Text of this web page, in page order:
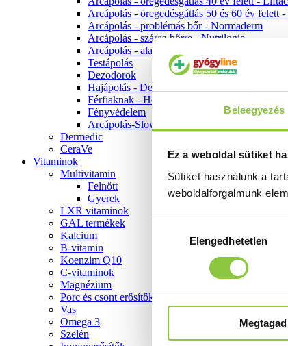
Beleegyezés
Ez a weboldal sütiket
Sütiket használunk a
weboldalforgalmunk
kiválasztásaElengedhetetlen
Megtagad
Arcápolás - öregedésgátlás 50 és 60 év felett
Arcápolás - problémás bőr - Normaderm
Arcápolás - száraz bőrre - Nutrilogie
Arcápolás - alapozók
Testápolás
Dezodorok
Hajápolás - Dercos
Férfiaknak - Homme
Fényvédelem
Arcápolás-Slow Age
Dermedic
CeraVe
Vitaminok
Multivitamin
Felnőtt
Gyerek
LXR vitaminok
GAL termékek
Kalcium
B-vitamin
Koenzim Q10
C-vitaminok
Magnézium
Porc és csont erősítők
Vas
Omega 3
Szelén